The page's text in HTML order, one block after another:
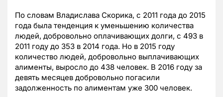
По словам Владислава Скорика, с 2011 года до 2015
года была тенденция к уменьшению количества
людей, добровольно оплачивающих долги, с 493 в
2011 году до 353 в 2014 года. Но в 2015 году
количество людей, добровольно выплачивающих
алименты, выросло до 438 человек. В 2016 году за
девять месяцев добровольно погасили
задолженность по алиментам уже 300 человек.